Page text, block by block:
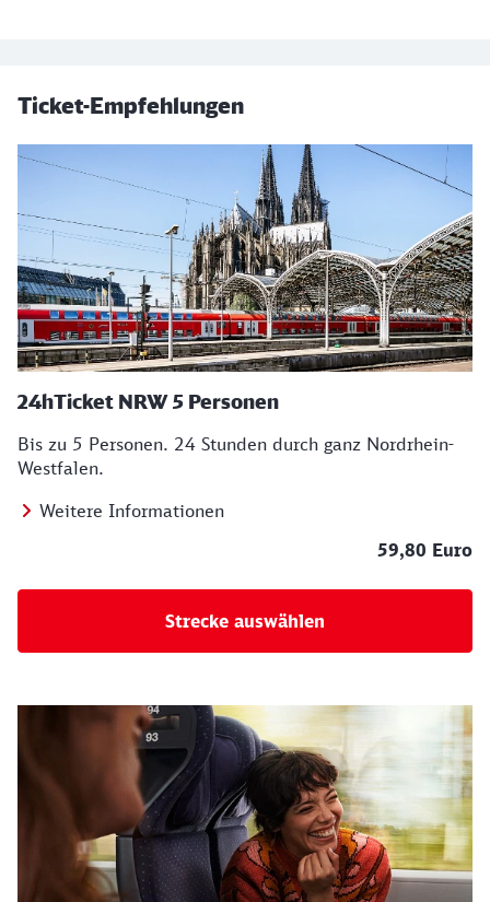
Ticket-Empfehlungen
24hTicket NRW 5 Personen
Bis zu 5 Personen. 24 Stunden durch ganz Nordrhein-
Westfalen.
Weitere Informationen
59,80 Euro
Strecke auswählen